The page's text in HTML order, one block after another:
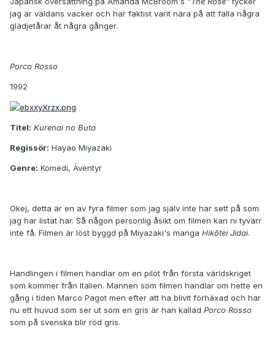
jag är väldans vacker och har faktist varit nära på att fälla några
glädjetårar åt några gånger.
Porco Rosso
1992
Titel: Kurenai no Buta
Regissör: Hayao Miyazaki
Genre: Komedi, Äventyr
Okej, detta är en av fyra filmer som jag själv inte har sett på som
jag har listat här. Så någon personlig åsikt om filmen kan ni tyvärr
inte få. Filmen är löst byggd på Miyazaki's manga Hikōtei Jidai.
Handlingen i filmen handlar om en pilot från första världskriget
som kommer från Italien. Mannen som filmen handlar om hette en
gång i tiden Marco Pagot men efter att ha blivit förhäxad och har
nu ett huvud som ser ut som en gris är han kallad Porco Rosso
som på svenska blir röd gris.